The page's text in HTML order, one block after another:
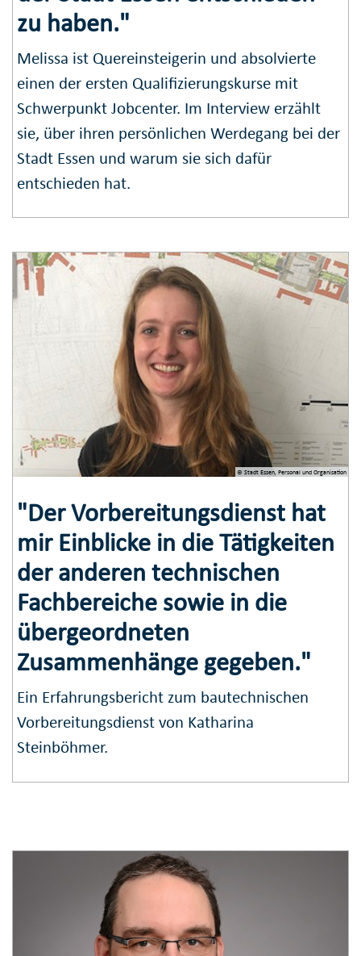
zu haben."
Melissa ist Quereinsteigerin und absolvierte
einen der ersten Qualifizierungskurse mit
Schwerpunkt Jobcenter. Im Interview erzählt
sie, über ihren persönlichen Werdegang bei der
Stadt Essen und warum sie sich dafür
entschieden hat.
© Stadt Essen, Personal und Organisation
"Der Vorbereitungs­dienst hat
mir Einblicke in die Tätigkeiten
der anderen technischen
Fachbereiche sowie in die
übergeordneten
Zusammenhänge gegeben."
Ein Erfahrungsbericht zum bautechnischen
Vorbereitungsdienst von Katharina
Steinböhmer.